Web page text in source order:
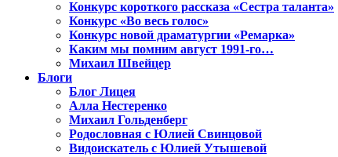
Конкурс короткого рассказа «Сестра таланта»
Конкурс «Во весь голос»
Конкурс новой драматургии «Ремарка»
Каким мы помним август 1991-го…
Михаил Швейцер
Блоги
Блог Лицея
Алла Нестеренко
Михаил Гольденберг
Родословная с Юлией Свинцовой
Видоискатель с Юлией Утышевой